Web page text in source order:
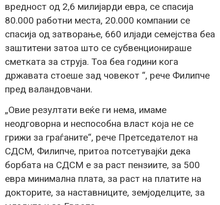
вредност од 2,6 милијарди евра, се спасија
80.000 работни места, 20.000 компании се
спасија од затворање, 660 илјади семејства беа
заштитени затоа што се субвенционираше
сметката за струја. Тоа беа години кога
државата стоеше зад човекот “, рече Филипче
пред валандовчани.
„Овие резултати веќе ги нема, имаме
неодговорна и неспособна власт која не се
грижи за граѓаните“, рече Претседателот на
СДСМ, Филипче, притоа потсетувајќи дека
борбата на СДСМ е за раст пензиите, за 500
евра минимална плата, за раст на платите на
докторите, за наставниците, земјоделците, за